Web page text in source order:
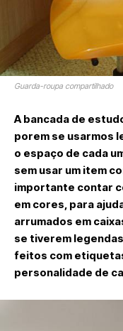
Guarda-roupa compartilhado
A bancada de
porem se usarmos
o espaço de cada
sem usar um item
importante contar
em cores, para
arrumados em
se tiverem
feitos com
personalidade de